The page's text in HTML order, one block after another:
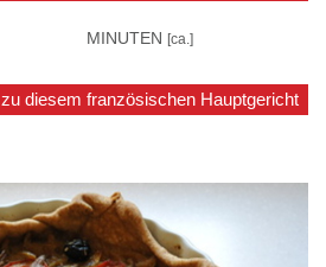
MINUTEN [ca.]
zu diesem französischen Hauptgericht